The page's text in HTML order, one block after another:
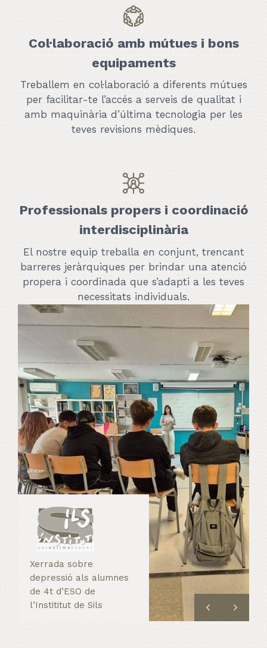
Col·laboració amb mútues i bons
equipaments
Treballem en col·laboració a diferents mútues
per facilitar-te l’accés a serveis de qualitat i
amb maquinària d’última tecnologia per les
teves revisions mèdiques.
Professionals propers i coordinació
interdisciplinària
El nostre equip treballa en conjunt, trencant
barreres jeràrquiques per brindar una atenció
propera i coordinada que s’adapti a les teves
necessitats individuals.
Xerrada sobre
depressió als alumnes
de 4t d’ESO de
l’Instititut de Sils